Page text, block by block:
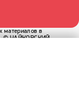
материалов в
© ЧАЙКОВСКИЙ